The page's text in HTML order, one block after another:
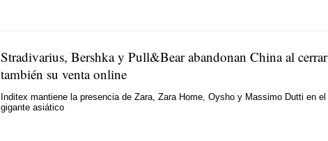
Stradivarius, Bershka y Pull&Bear abandonan China al cerrar
también su venta online
Inditex mantiene la presencia de Zara, Zara Home, Oysho y Massimo Dutti en el
gigante asiático